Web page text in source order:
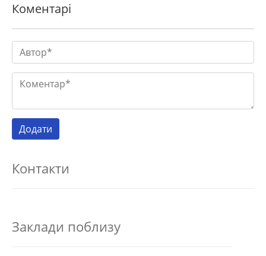
Коментарі
Контакти
Заклади поблизу